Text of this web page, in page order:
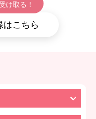
け取る！
はこちら